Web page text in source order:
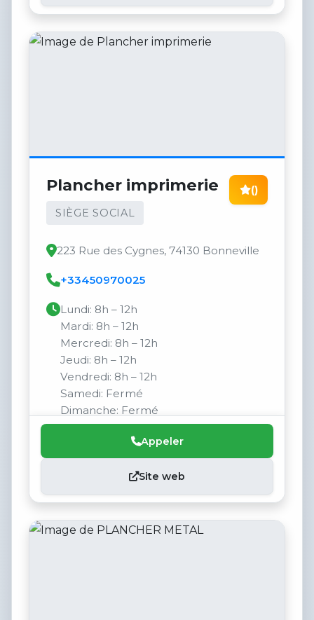
Plancher imprimerie
SIÈGE SOCIAL
()
223 Rue des Cygnes, 74130 Bonneville
+33450970025
Lundi: 8h – 12h
Mardi: 8h – 12h
Mercredi: 8h – 12h
Jeudi: 8h – 12h
Vendredi: 8h – 12h
Samedi: Fermé
Dimanche: Fermé
Appeler
Site web